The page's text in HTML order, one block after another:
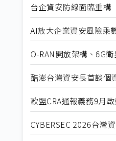
台企資安防線面臨重
AI放大企業資安風險
O-RAN開放架構、6G
酷澎台灣資安長首談
歐盟CRA通報義務9月
CYBERSEC 2026台灣